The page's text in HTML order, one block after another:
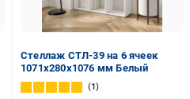
Стеллаж СТЛ-39 на 6 ячеек
1071х280х1076 мм Белый
1